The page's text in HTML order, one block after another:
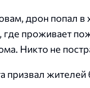
дрон попал в
где проживает
Никто не
призвал